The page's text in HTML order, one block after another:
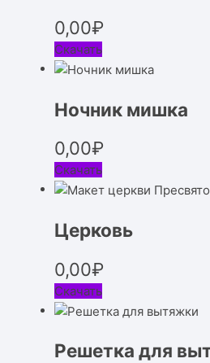
0,00₽
Скачать
Ночник мишка
0,00₽
Скачать
Церковь
0,00₽
Скачать
Решетка для